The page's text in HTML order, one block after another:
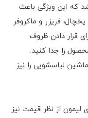
می باشد که این ویژگی باعث
فریزر و ماکروفر
قرار دادن ظروف
را جدا کنید.
لباسشویی را نیز
لیمون از نظر قیمت نیز